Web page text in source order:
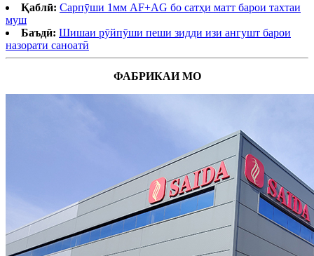
Қаблӣ: Сарпӯши 1мм AF+AG бо сатҳи матт барои тахтаи
муш
Баъдӣ: Шишаи рӯйпӯши пеши зидди изи ангушт барои
назорати саноатӣ
ФАБРИКАИ МО